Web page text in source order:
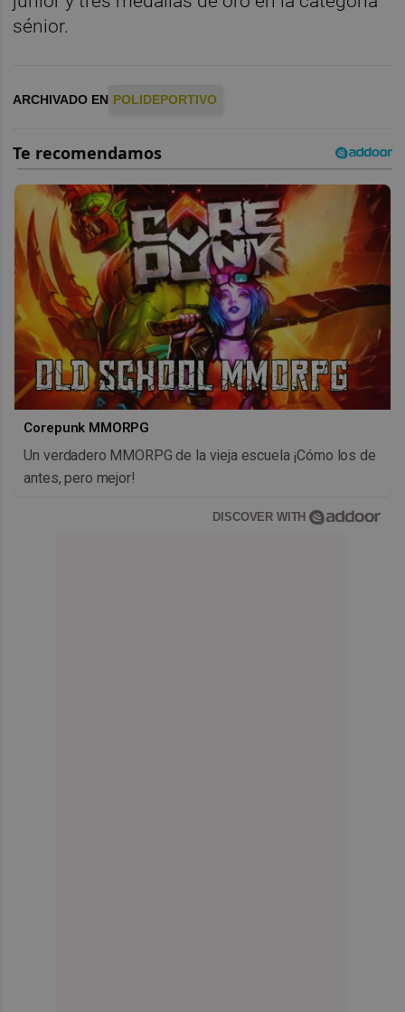
sénior.
ARCHIVADO EN POLIDEPORTIVO
Corepunk MMORPG
Un verdadero MMORPG de la vieja escuela ¡Cómo los de
antes, pero mejor!
DISCOVER WITH